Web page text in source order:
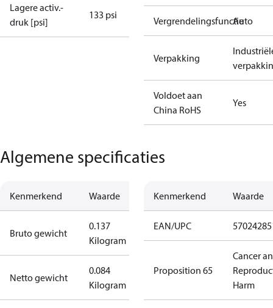
Lagere activ.-
druk [psi]
133 psi VergrendelingsfunctieAuto
Verpakking
Voldoet aan
China RoHS
Yes
Algemene specificaties
Kenmerkend Waarde
Bruto gewicht
0.137
Kilogram
Netto gewicht
0.084
Kilogram
Kenmerkend Waarde
EAN/UPC
Proposition 65
Cancer
Harm